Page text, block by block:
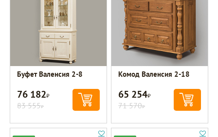
Буфет Валенсия 2-8
76 182Р
83 555Р
Комод Валенсия 2-18
65 254Р
71 570Р